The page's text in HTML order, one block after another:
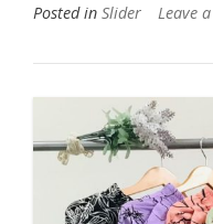
Posted in Slider Leave